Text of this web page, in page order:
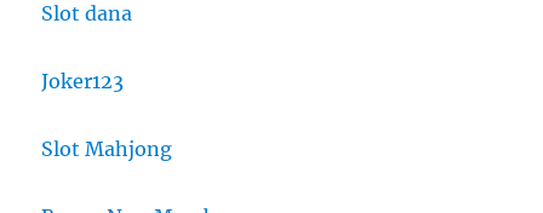
Slot dana
Joker123
Slot Mahjong